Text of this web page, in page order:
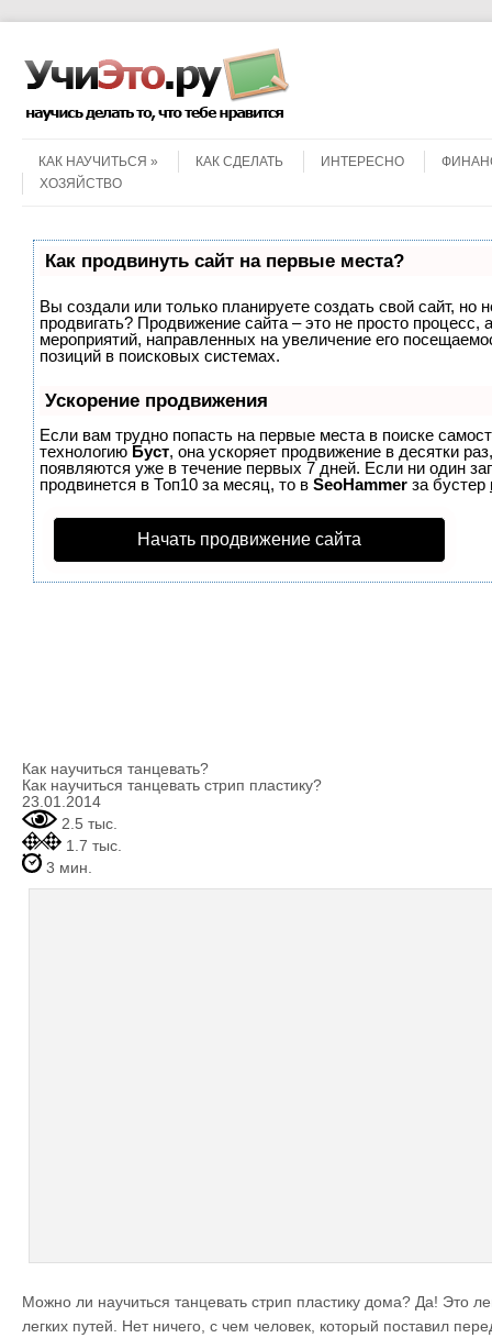
КАК НАУЧИТЬСЯ
КАК СДЕЛАТЬ ИНТЕРЕСНО
ХОЗЯЙСТВО
Как продвинуть сайт на первые места?
Вы создали или только планируете создать свой сайт, но
продвигать? Продвижение сайта – это не просто процесс,
мероприятий, направленных на увеличение его
позиций в поисковых системах.
Ускорение продвижения
Если вам трудно попасть на первые места в поиске
технологию Буст, она ускоряет продвижение в десятки
появляются уже в течение первых 7 дней. Если ни один
продвинется в Топ10 за месяц, то в SeoHammer за бустер
Начать продвижение сайта
Как научиться танцевать?
Как научиться танцевать стрип пластику?
23.01.2014
2.5 тыс.
1.7 тыс.
3 мин.
Можно ли научиться танцевать стрип пластику дома? Да! Это
легких путей. Нет ничего, с чем человек, который поставил